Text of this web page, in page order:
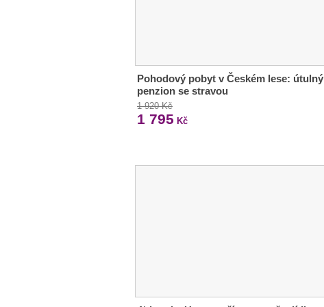
Pohodový pobyt v Českém lese: útulný
penzion se stravou
1 920 Kč
1 795 Kč